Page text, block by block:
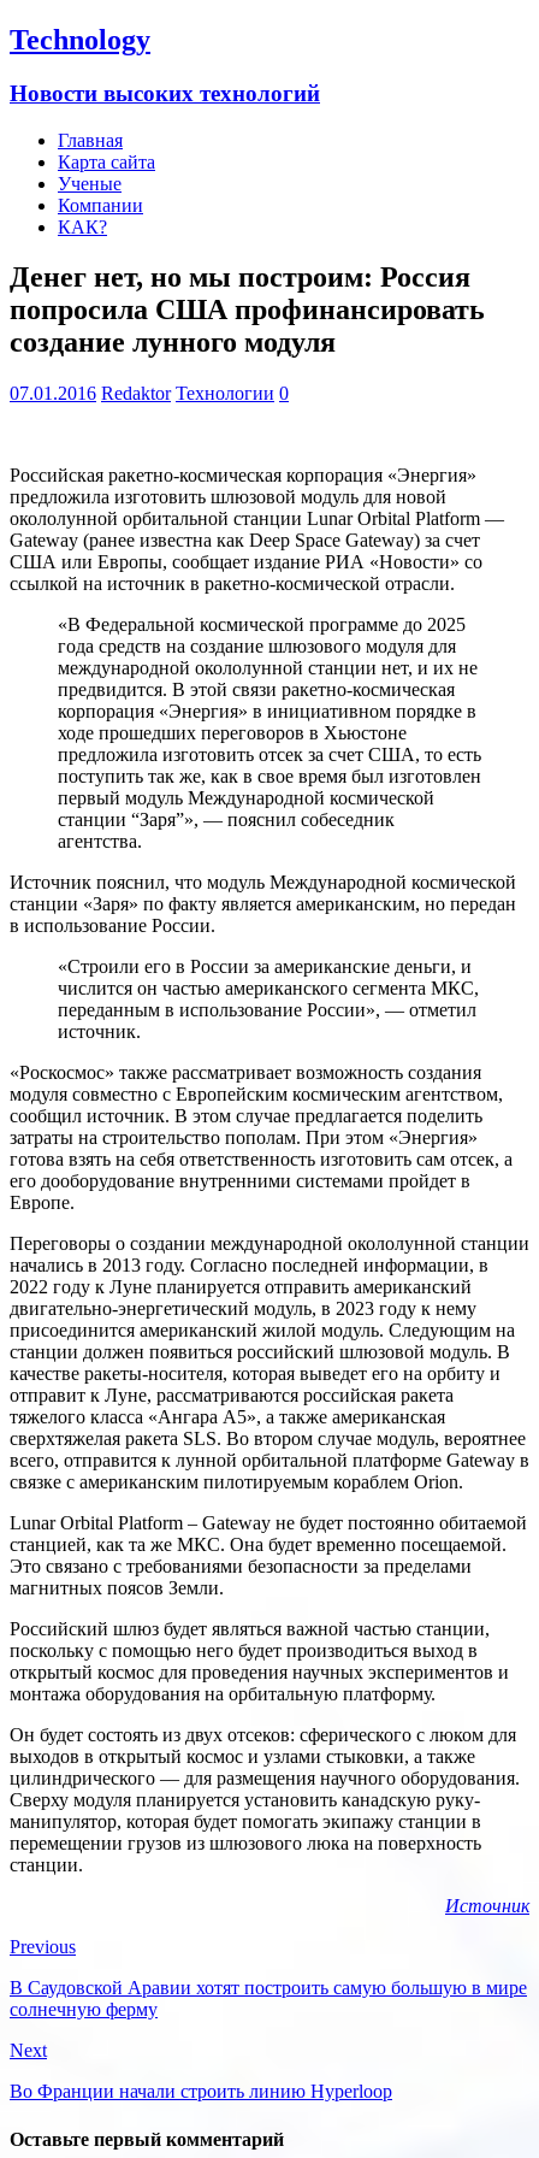
Technology
Новости высоких технологий
Главная
Карта сайта
Ученые
Компании
КАК?
Денег нет, но мы построим: Россия
попросила США профинансировать
создание лунного модуля
07.01.2016 Redaktor Технологии 0
Российская ракетно-космическая корпорация «Энергия»
предложила изготовить шлюзовой модуль для новой
окололунной орбитальной станции Lunar Orbital Platform —
Gateway (ранее известна как Deep Space Gateway) за счет
США или Европы, сообщает издание РИА «Новости» со
ссылкой на источник в ракетно-космической отрасли.
«В Федеральной космической программе до 2025
года средств на создание шлюзового модуля для
международной окололунной станции нет, и их не
предвидится. В этой связи ракетно-космическая
корпорация «Энергия» в инициативном порядке в
ходе прошедших переговоров в Хьюстоне
предложила изготовить отсек за счет США, то есть
поступить так же, как в свое время был изготовлен
первый модуль Международной космической
станции “Заря”», — пояснил собеседник
агентства.
Источник пояснил, что модуль Международной космической
станции «Заря» по факту является американским, но передан
в использование России.
«Строили его в России за американские деньги, и
числится он частью американского сегмента МКС,
переданным в использование России», — отметил
источник.
«Роскосмос» также рассматривает возможность создания
модуля совместно с Европейским космическим агентством,
сообщил источник. В этом случае предлагается поделить
затраты на строительство пополам. При этом «Энергия»
готова взять на себя ответственность изготовить сам отсек, а
его дооборудование внутренними системами пройдет в
Европе.
Переговоры о создании международной окололунной станции
начались в 2013 году. Согласно последней информации, в
2022 году к Луне планируется отправить американский
двигательно-энергетический модуль, в 2023 году к нему
присоединится американский жилой модуль. Следующим на
станции должен появиться российский шлюзовой модуль. В
качестве ракеты-носителя, которая выведет его на орбиту и
отправит к Луне, рассматриваются российская ракета
тяжелого класса «Ангара А5», а также американская
сверхтяжелая ракета SLS. Во втором случае модуль, вероятнее
всего, отправится к лунной орбитальной платформе Gateway в
связке с американским пилотируемым кораблем Orion.
Lunar Orbital Platform – Gateway не будет постоянно обитаемой
станцией, как та же МКС. Она будет временно посещаемой.
Это связано с требованиями безопасности за пределами
магнитных поясов Земли.
Российский шлюз будет являться важной частью станции,
поскольку с помощью него будет производиться выход в
открытый космос для проведения научных экспериментов и
монтажа оборудования на орбитальную платформу.
Он будет состоять из двух отсеков: сферического с люком для
выходов в открытый космос и узлами стыковки, а также
цилиндрического — для размещения научного оборудования.
Сверху модуля планируется установить канадскую руку-
манипулятор, которая будет помогать экипажу станции в
перемещении грузов из шлюзового люка на поверхность
станции.
Источник
Previous
В Саудовской Аравии хотят построить самую большую в мире
солнечную ферму
Next
Во Франции начали строить линию Hyperloop
Оставьте первый комментарий